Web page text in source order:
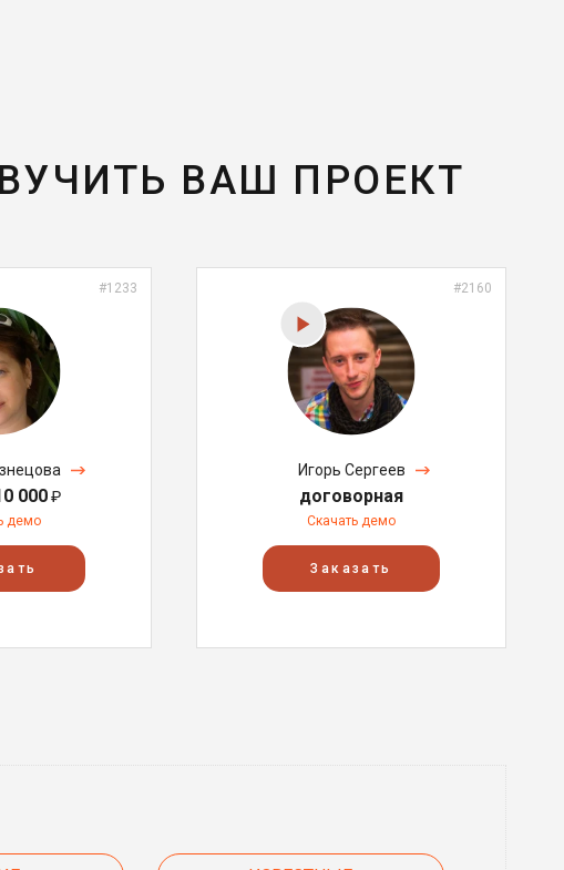
ВАШ ПРОЕКТ
#1233
000₽
демо
#2160
Игорь Сергеев
договорная
Скачать демо
Заказать